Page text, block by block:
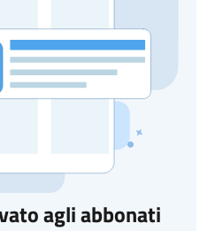
agli abbonati